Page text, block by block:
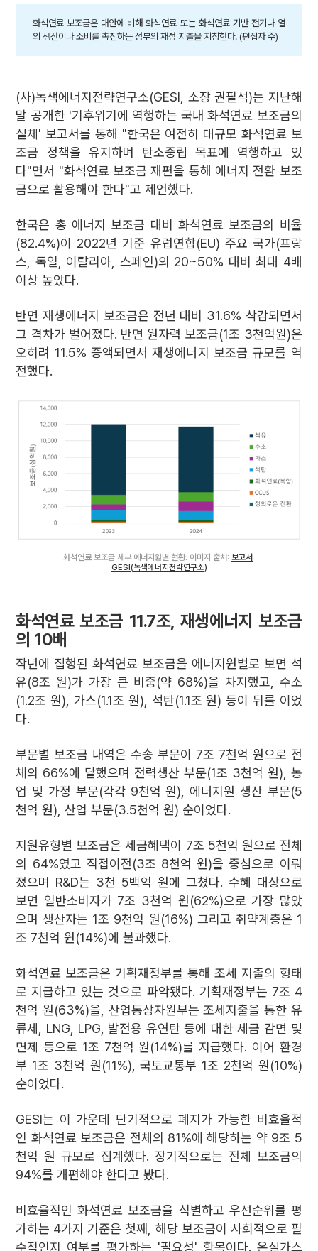
화석연료 보조금은 대안에 비해 화석연료 또는 화석연료 기반 전기나 열
의 생산이나 소비를 촉진하는 정부의 재정 지출을 지칭한다. (편집자 주)
(사)녹색에너지전략연구소(GESI, 소장 권필석)는 지난해
말 공개한 '기후위기에 역행하는 국내 화석연료 보조금의
실체' 보고서를 통해 "한국은 여전히 대규모 화석연료 보
조금 정책을 유지하며 탄소중립 목표에 역행하고 있
다"면서 "화석연료 보조금 재편을 통해 에너지 전환 보조
금으로 활용해야 한다"고 제언했다.
한국은 총 에너지 보조금 대비 화석연료 보조금의 비율
(82.4%)이 2022년 기준 유럽연합(EU) 주요 국가(프랑
스, 독일, 이탈리아, 스페인)의 20~50% 대비 최대 4배
이상 높았다.
반면 재생에너지 보조금은 전년 대비 31.6% 삭감되면서
그 격차가 벌어졌다. 반면 원자력 보조금(1조 3천억원)은
오히려 11.5% 증액되면서 재생에너지 보조금 규모를 역
전했다.
화석연료 보조금 세부 에너지원별 현황. 이미지 출처: 보고서
GESI(녹색에너지전략연구소)
화석연료 보조금 11.7조, 재생에너지 보조금
의 10배
작년에 집행된 화석연료 보조금을 에너지원별로 보면 석
유(8조 원)가 가장 큰 비중(약 68%)을 차지했고, 수소
(1.2조 원), 가스(1.1조 원), 석탄(1.1조 원) 등이 뒤를 이었
다.
부문별 보조금 내역은 수송 부문이 7조 7천억 원으로 전
체의 66%에 달했으며 전력생산 부문(1조 3천억 원), 농
업 및 가정 부문(각각 9천억 원), 에너지원 생산 부문(5
천억 원), 산업 부문(3.5천억 원) 순이었다.
지원유형별 보조금은 세금혜택이 7조 5천억 원으로 전체
의 64%였고 직접이전(3조 8천억 원)을 중심으로 이뤄
졌으며 R&D는 3천 5백억 원에 그쳤다. 수혜 대상으로
보면 일반소비자가 7조 3천억 원(62%)으로 가장 많았
으며 생산자는 1조 9천억 원(16%) 그리고 취약계층은 1
조 7천억 원(14%)에 불과했다.
화석연료 보조금은 기획재정부를 통해 조세 지출의 형태
로 지급하고 있는 것으로 파악됐다. 기획재정부는 7조 4
천억 원(63%)을, 산업통상자원부는 조세지출을 통한 유
류세, LNG, LPG, 발전용 유연탄 등에 대한 세금 감면 및
면제 등으로 1조 7천억 원(14%)를 지급했다. 이어 환경
부 1조 3천억 원(11%), 국토교통부 1조 2천억 원(10%)
순이었다.
GESI는 이 가운데 단기적으로 폐지가 가능한 비효율적
인 화석연료 보조금은 전체의 81%에 해당하는 약 9조 5
천억 원 규모로 집계했다. 장기적으로는 전체 보조금의
94%를 개편해야 한다고 봤다.
비효율적인 화석연료 보조금을 식별하고 우선순위를 평
가하는 4가지 기준은 첫째, 해당 보조금이 사회적으로 필
수적인지 여부를 평가하는 '필요성' 항목이다. 온실가스